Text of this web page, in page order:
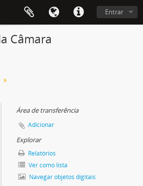
Entrar
Câmara
Área de transferência
Adicionar
Explorar
Relatórios
Ver como lista
Navegar objetos digitais